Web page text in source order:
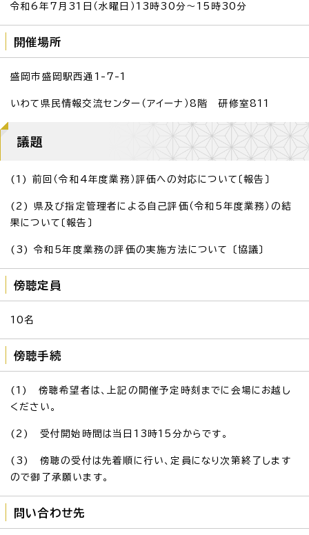
令和6年7月31日（水曜日）13時30分～15時30分
開催場所
盛岡市盛岡駅西通1-7-1
いわて県民情報交流センター（アイーナ）8階 研修室811
議題
(1) 前回（令和4年度業務）評価への対応について〔報告〕
(2) 県及び指定管理者による自己評価（令和5年度業務）の結
果について〔報告〕
(3) 令和5年度業務の評価の実施方法について 〔協議〕
傍聴定員
10名
傍聴手続
(1) 傍聴希望者は、上記の開催予定時刻までに会場にお越し
ください。
(2) 受付開始時間は当日13時15分からです。
(3) 傍聴の受付は先着順に行い、定員になり次第終了します
ので御了承願います。
問い合わせ先